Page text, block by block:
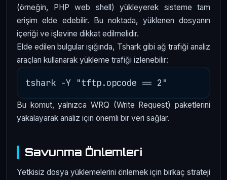
(örneğin, PHP web shell) yükleyerek sisteme tam
erişim elde edebilir. Bu noktada, yüklenen dosyanın
içeriği ve işlevine dikkat edilmelidir.
Elde edilen bulgular ışığında, Tshark gibi ağ trafiği analiz
araçları kullanarak yükleme trafiği izlenebilir:
Bu komut, yalnızca WRQ (Write Request) paketlerini
yakalayarak analiz için önemli bir veri sağlar.
Savunma Önlemleri
Yetkisiz dosya yüklemelerini önlemek için birkaç strateji